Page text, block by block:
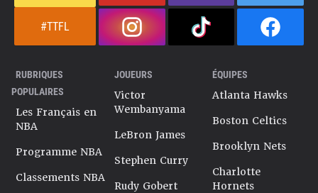
#TTFL
RUBRIQUES
POPULAIRES
Les Français en
NBA
Programme NBA
Classements NBA
JOUEURS
Victor
Wembanyama
LeBron James
Stephen Curry
Rudy Gobert
ÉQUIPES
Atlanta Hawks
Boston Celtics
Brooklyn Nets
Charlotte
Hornets